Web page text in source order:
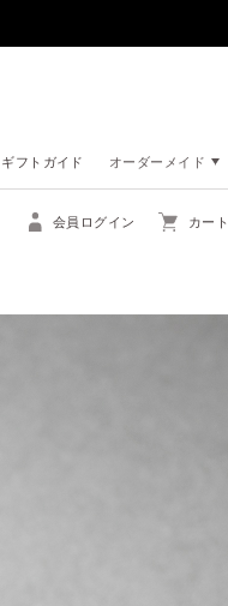
ギフトガイド オーダーメイド
会員ログイン カート